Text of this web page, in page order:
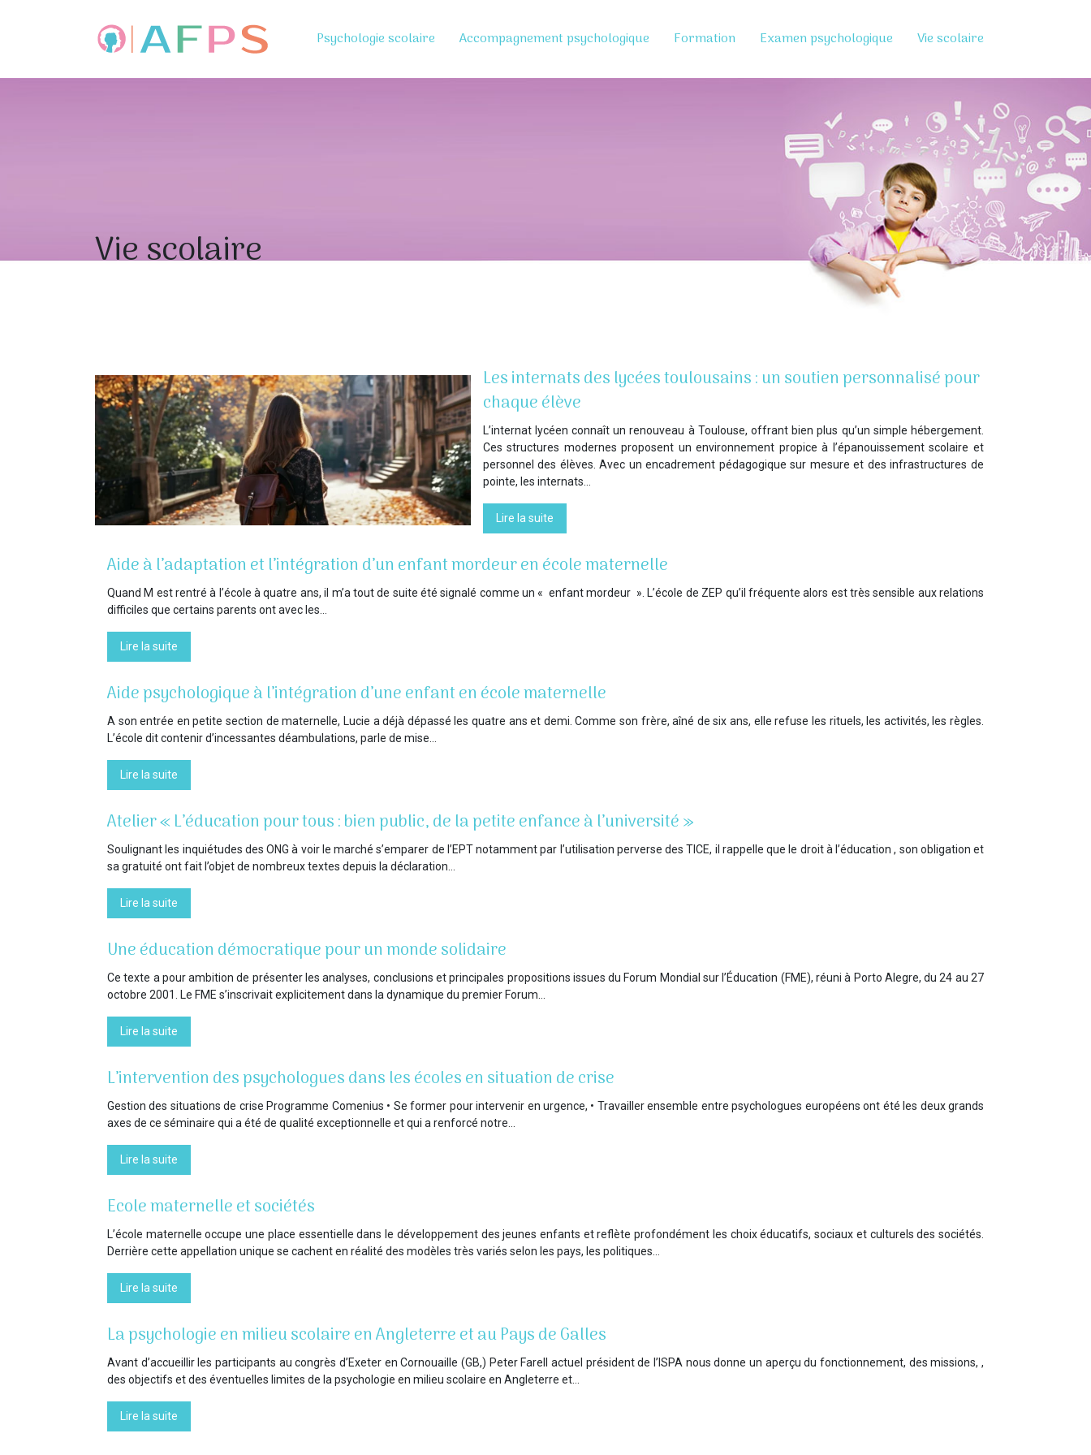
Psychologie scolaire Accompagnement psychologique Formation Examen psychologique Vie scolaire
Vie scolaire
Les internats des lycées toulousains : un soutien personnalisé pour
chaque élève
L’internat lycéen connaît un renouveau à Toulouse, offrant bien plus qu’un simple hébergement.
Ces structures modernes proposent un environnement propice à l’épanouissement scolaire et
personnel des élèves. Avec un encadrement pédagogique sur mesure et des infrastructures de
pointe, les internats…
Lire la suite
Aide à l’adaptation et l’intégration d’un enfant mordeur en école maternelle
Quand M est rentré à l’école à quatre ans, il m’a tout de suite été signalé comme un « enfant mordeur ». L’école de ZEP qu’il fréquente alors est très sensible aux relations
difficiles que certains parents ont avec les…
Lire la suite
Aide psychologique à l’intégration d’une enfant en école maternelle
A son entrée en petite section de maternelle, Lucie a déjà dépassé les quatre ans et demi. Comme son frère, aîné de six ans, elle refuse les rituels, les activités, les règles.
L’école dit contenir d’incessantes déambulations, parle de mise…
Lire la suite
Atelier « L’éducation pour tous : bien public, de la petite enfance à l’université »
Soulignant les inquiétudes des ONG à voir le marché s’emparer de l’EPT notamment par l’utilisation perverse des TICE, il rappelle que le droit à l’éducation , son obligation et
sa gratuité ont fait l’objet de nombreux textes depuis la déclaration…
Lire la suite
Une éducation démocratique pour un monde solidaire
Ce texte a pour ambition de présenter les analyses, conclusions et principales propositions issues du Forum Mondial sur l’Éducation (FME), réuni à Porto Alegre, du 24 au 27
octobre 2001. Le FME s’inscrivait explicitement dans la dynamique du premier Forum…
Lire la suite
L’intervention des psychologues dans les écoles en situation de crise
Gestion des situations de crise Programme Comenius • Se former pour intervenir en urgence, • Travailler ensemble entre psychologues européens ont été les deux grands
axes de ce séminaire qui a été de qualité exceptionnelle et qui a renforcé notre…
Lire la suite
Ecole maternelle et sociétés
L’école maternelle occupe une place essentielle dans le développement des jeunes enfants et reflète profondément les choix éducatifs, sociaux et culturels des sociétés.
Derrière cette appellation unique se cachent en réalité des modèles très variés selon les pays, les politiques…
Lire la suite
La psychologie en milieu scolaire en Angleterre et au Pays de Galles
Avant d’accueillir les participants au congrès d’Exeter en Cornouaille (GB,) Peter Farell actuel président de l’ISPA nous donne un aperçu du fonctionnement, des missions, ,
des objectifs et des éventuelles limites de la psychologie en milieu scolaire en Angleterre et…
Lire la suite